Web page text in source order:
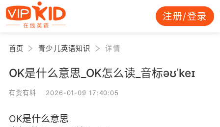
注册/登录
首页 青少儿英语知识 详情
OK是什么意思_OK怎么读_音标əʊˈkeɪ
有资有料 2026-01-09 17:40:05
OK是什么意思